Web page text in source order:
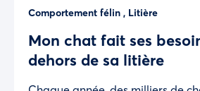
Comportement félin , Litière
Mon chat fait ses
dehors de sa litière